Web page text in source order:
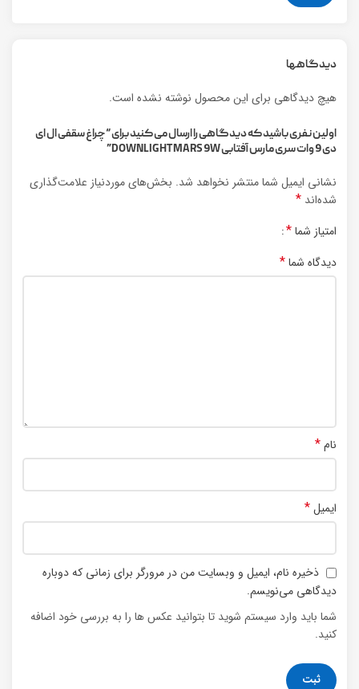
دیدگاهها
هیچ دیدگاهی برای این محصول نوشته نشده است.
اولین نفری باشید که دیدگاهی را ارسال می کنید برای “چراغ سقفی ال ای
دی 9 وات سری مارس آفتابی DOWNLIGHT MARS 9W”
نشانی ایمیل شما منتشر نخواهد شد. بخش‌های موردنیاز علامت‌گذاری
شده‌اند *
امتیاز شما*
دیدگاه شما*
نام*
ایمیل*
ذخیره نام، ایمیل و وبسایت من در مرورگر برای زمانی که دوباره
دیدگاهی می‌نویسم.
شما باید وارد سیستم شوید تا بتوانید عکس ها را به بررسی خود اضافه
کنید.